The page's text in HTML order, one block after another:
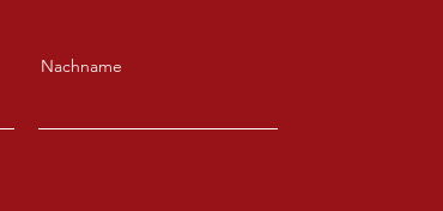
Nachname